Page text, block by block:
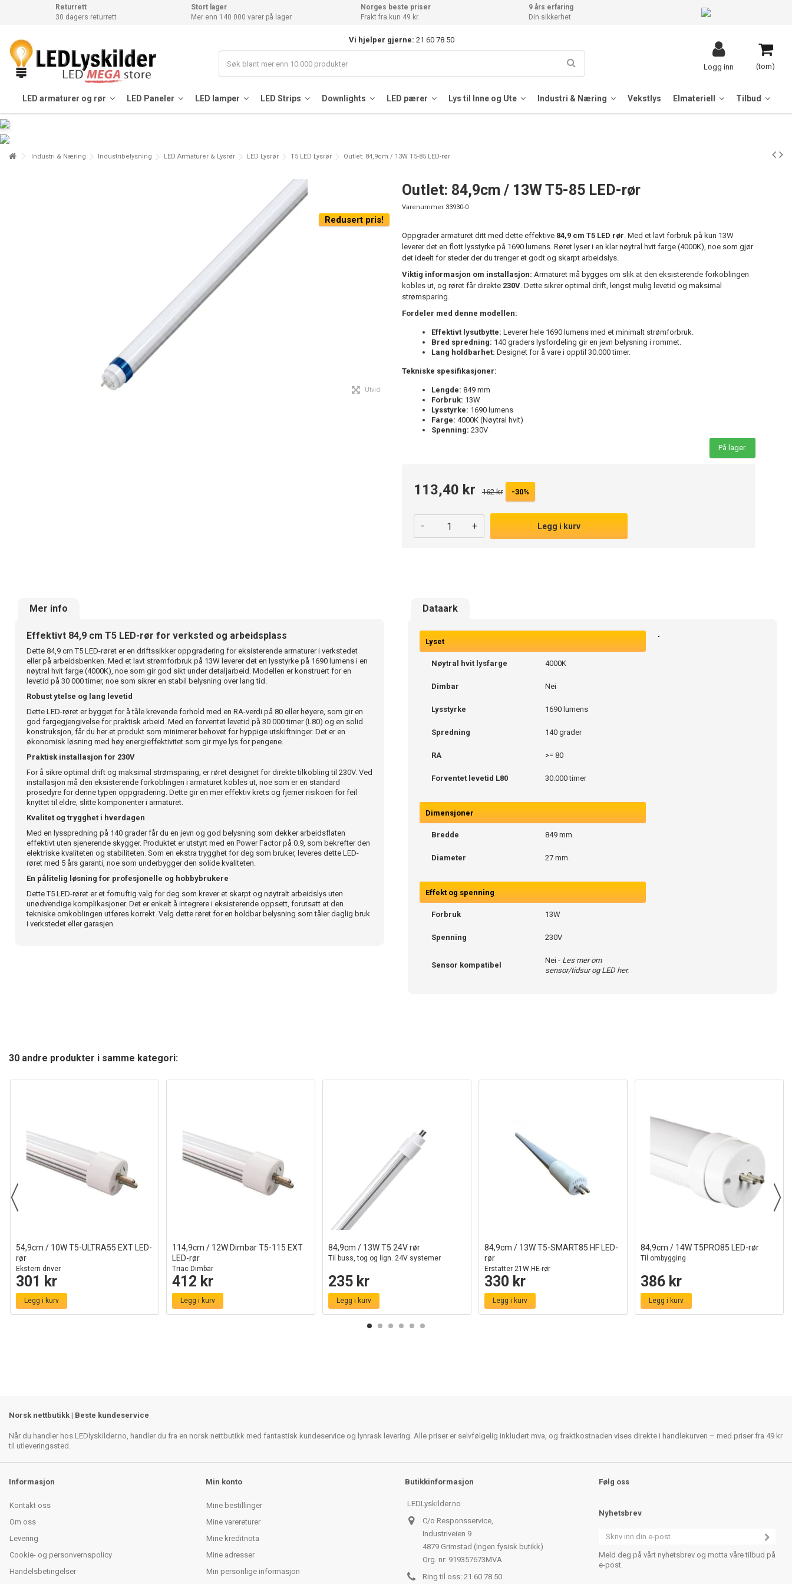
Returrett
30 dagers returrett
Stort lager
Mer enn 140 000 varer på lager
Norges beste priser
Frakt fra kun 49 kr.
9 års erfaring
Din sikkerhet
Vi hjelper gjerne: 21 60 78 50
(tom)
Logg inn
LED armaturer og rør LED Paneler LED lamper LED Strips Downlights LED pærer Lys til Inne og Ute Industri & Næring Vekstlys Elmateriell Tilbud
Industri & Næring Industribelysning LED Armaturer & Lysrør LED Lysrør T5 LED Lysrør Outlet: 84,9cm / 13W T5-85 LED-rør
Redusert pris!
Utvid
Outlet: 84,9cm / 13W T5-85 LED-rør
Varenummer 33930-0
Oppgrader armaturet ditt med dette effektive 84,9 cm T5 LED rør. Med et lavt forbruk på kun 13W
leverer det en flott lysstyrke på 1690 lumens. Røret lyser i en klar nøytral hvit farge (4000K), noe som gjør
det ideelt for steder der du trenger et godt og skarpt arbeidslys.
Viktig informasjon om installasjon: Armaturet må bygges om slik at den eksisterende forkoblingen
kobles ut, og røret får direkte 230V. Dette sikrer optimal drift, lengst mulig levetid og maksimal
strømsparing.
Fordeler med denne modellen:
Effektivt lysutbytte: Leverer hele 1690 lumens med et minimalt strømforbruk.
Bred spredning: 140 graders lysfordeling gir en jevn belysning i rommet.
Lang holdbarhet: Designet for å vare i opptil 30.000 timer.
Tekniske spesifikasjoner:
Lengde: 849 mm
Forbruk: 13W
Lysstyrke: 1690 lumens
Farge: 4000K (Nøytral hvit)
Spenning: 230V
På lager.
113,40 kr 162 kr -30%
- + Legg i kurv
Mer info Dataark
Effektivt 84,9 cm T5 LED-rør for verksted og arbeidsplass
Dette 84,9 cm T5 LED-røret er en driftssikker oppgradering for eksisterende armaturer i verkstedet
eller på arbeidsbenken. Med et lavt strømforbruk på 13W leverer det en lysstyrke på 1690 lumens i en
nøytral hvit farge (4000K), noe som gir god sikt under detaljarbeid. Modellen er konstruert for en
levetid på 30 000 timer, noe som sikrer en stabil belysning over lang tid.
Robust ytelse og lang levetid
Dette LED-røret er bygget for å tåle krevende forhold med en RA-verdi på 80 eller høyere, som gir en
god fargegjengivelse for praktisk arbeid. Med en forventet levetid på 30 000 timer (L80) og en solid
konstruksjon, får du her et produkt som minimerer behovet for hyppige utskiftninger. Det er en
økonomisk løsning med høy energieffektivitet som gir mye lys for pengene.
Praktisk installasjon for 230V
For å sikre optimal drift og maksimal strømsparing, er røret designet for direkte tilkobling til 230V. Ved
installasjon må den eksisterende forkoblingen i armaturet kobles ut, noe som er en standard
prosedyre for denne typen oppgradering. Dette gir en mer effektiv krets og fjerner risikoen for feil
knyttet til eldre, slitte komponenter i armaturet.
Kvalitet og trygghet i hverdagen
Med en lysspredning på 140 grader får du en jevn og god belysning som dekker arbeidsflaten
effektivt uten sjenerende skygger. Produktet er utstyrt med en Power Factor på 0.9, som bekrefter den
elektriske kvaliteten og stabiliteten. Som en ekstra trygghet for deg som bruker, leveres dette LED-
røret med 5 års garanti, noe som underbygger den solide kvaliteten.
En pålitelig løsning for profesjonelle og hobbybrukere
Dette T5 LED-røret er et fornuftig valg for deg som krever et skarpt og nøytralt arbeidslys uten
unødvendige komplikasjoner. Det er enkelt å integrere i eksisterende oppsett, forutsatt at den
tekniske omkoblingen utføres korrekt. Velg dette røret for en holdbar belysning som tåler daglig bruk
i verkstedet eller garasjen.
Lyset
Nøytral hvit lysfarge 4000K
Dimbar Nei
Lysstyrke 1690 lumens
Spredning 140 grader
RA >= 80
Forventet levetid L80 30.000 timer
Dimensjoner
Bredde 849 mm.
Diameter 27 mm.
Effekt og spenning
Forbruk 13W
Spenning 230V
Sensor kompatibel
Nei - Les mer om
sensor/tidsur og LED her.
30 andre produkter i samme kategori:
54,9cm / 10W T5-ULTRA55 EXT LED-
rør
Ekstern driver
301 kr
Legg i kurv
114,9cm / 12W Dimbar T5-115 EXT
LED-rør
Triac Dimbar
412 kr
Legg i kurv
84,9cm / 13W T5 24V rør
Til buss, tog og lign. 24V systemer
235 kr
Legg i kurv
84,9cm / 13W T5-SMART85 HF LED-
rør
Erstatter 21W HE-rør
330 kr
Legg i kurv
84,9cm / 14W T5PRO85 LED-rør
Til ombygging
386 kr
Legg i kurv
Norsk nettbutikk | Beste kundeservice
Når du handler hos LEDlyskilder.no, handler du fra en norsk nettbutikk med fantastisk kundeservice og lynrask levering. Alle priser er selvfølgelig inkludert mva, og fraktkostnaden vises direkte i handlekurven – med priser fra 49 kr
til utleveringssted.
Informasjon
Kontakt oss
Om oss
Levering
Cookie- og personvernspolicy
Handelsbetingelser
Min konto
Mine bestillinger
Mine varereturer
Mine kreditnota
Mine adresser
Min personlige informasjon
Butikkinformasjon
LEDLyskilder.no
C/o Responsservice,
Industriveien 9
4879 Grimstad (ingen fysisk butikk)
Org. nr: 919357673MVA
Ring til oss: 21 60 78 50
Følg oss
Nyhetsbrev
Meld deg på vårt nyhetsbrev og motta våre tilbud på
e-post.